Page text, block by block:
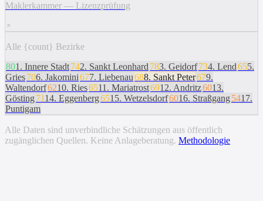
Maklerkammer — Lizenzprüfung
Alle {count} Bezirke
801 . Innere Stadt742. Sankt Leonhard 783. Geidorf734. Lend655.
Gries706. Jakomini677. Liebenau688. Sankt Peter679.
Waltendorf6210. Ries6511 . Mariatrost6912. Andritz6013.
Gösting 7114. Eggenberg6515. Wetzelsdorf6016. Straßgang 5417.
Puntigam
Alle Daten sind unverbindliche Schätzungen aus öffentlich
zugänglichen Quellen. Keine Anlageberatung. Methodologie